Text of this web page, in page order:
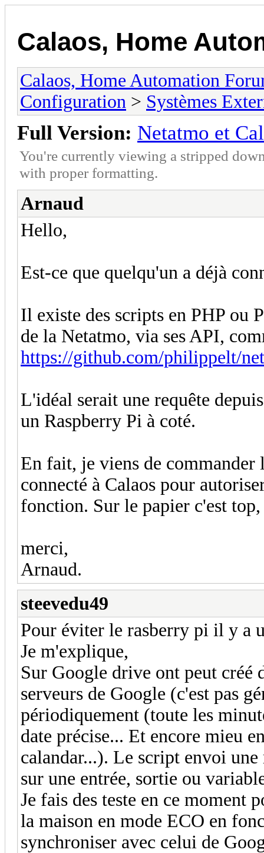
Calaos, Home
Calaos, Home Automation
Configuration > Systèmes
Full Version: Netatmo et
You're currently viewing a stripped
with proper formatting.
Arnaud
Hello,
Est-ce que quelqu'un a déjà
Il existe des scripts en PHP ou
de la Netatmo, via ses API,
https://github.com/philippelt/
L'idéal serait une requête
un Raspberry Pi à coté.
En fait, je viens de
connecté à Calaos pour
fonction. Sur le papier c'est
merci,
Arnaud.
steevedu49
Pour éviter le rasberry pi il y a
Je m'explique,
Sur Google drive ont peut créé
serveurs de Google (c'est pas
périodiquement (toute les
date précise... Et encore mieu
calandar...). Le script envoi
sur une entrée, sortie ou
Je fais des teste en ce moment
la maison en mode ECO en
synchroniser avec celui de